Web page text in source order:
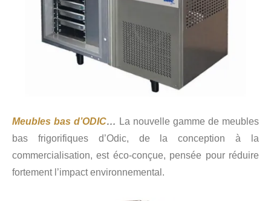
Meubles bas d’ODIC… La nouvelle gamme de meubles
bas frigorifiques d’Odic, de la conception à la
commercialisation, est éco-conçue, pensée pour réduire
fortement l’impact environnemental.